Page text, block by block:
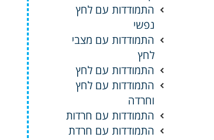
התמודדות עם לחץ
נפשי
התמודדות עם מצבי
לחץ
התמודדות עם לחץ
התמודדות עם לחץ
וחרדה
התמודדות עם חרדות
התמודדות עם חרדת